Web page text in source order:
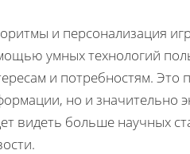
и персонализация
умных технологий
и потребностям. Это
но и значительно
видеть больше научных